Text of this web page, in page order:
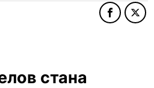
стана